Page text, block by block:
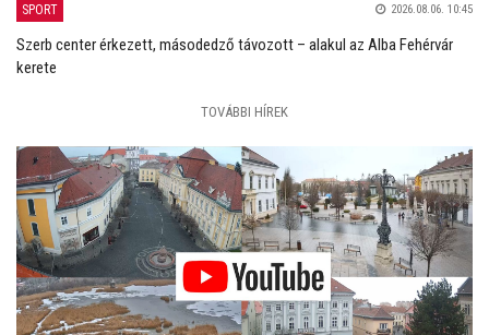
SPORT 2026.08.06. 10:45
Szerb center érkezett, másodedző távozott – alakul az Alba Fehérvár
kerete
TOVÁBBI HÍREK